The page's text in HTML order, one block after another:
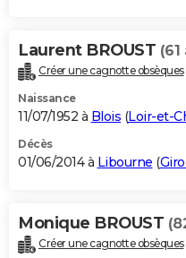
Laurent BROUST (61
Créer une cagnotte obsèques
Naissance
11/07/1952 à Blois (Loir-et-
Décès
01/06/2014 à Libourne (
Monique BROUST
Créer une cagnotte obsèques